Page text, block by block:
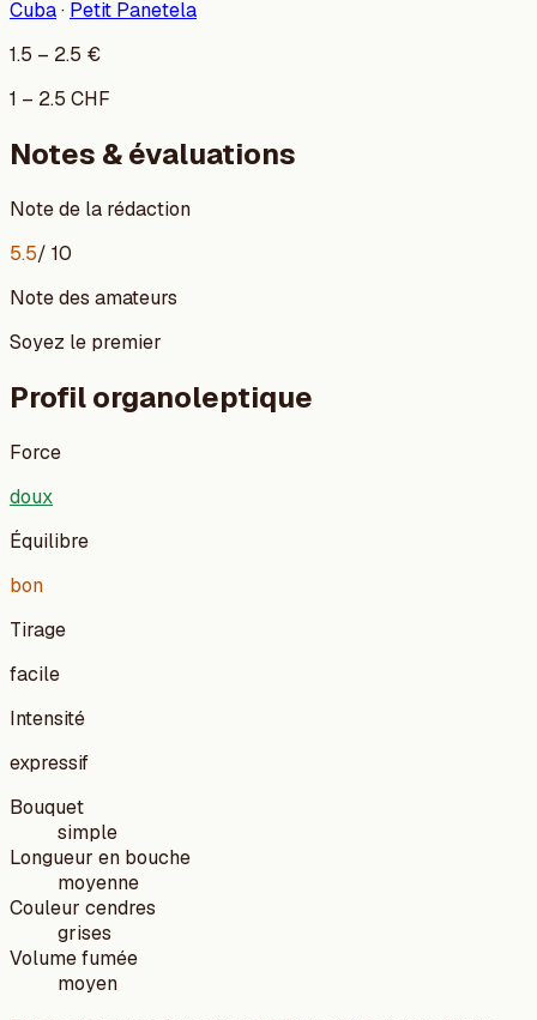
Cuba· Petit Panetela
1.5 – 2.5 €
1 – 2.5 CHF
Notes & évaluations
Note de la rédaction
5.5/ 10
Note des amateurs
Soyez le premier
Profil organoleptique
Force
doux
Équilibre
bon
Tirage
facile
Intensité
expressif
Bouquet
simple
Longueur en bouche
moyenne
Couleur cendres
grises
Volume fumée
moyen